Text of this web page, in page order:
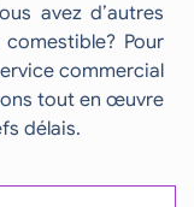
avez d’autres
Pour
commercial
tout en œuvre
délais.